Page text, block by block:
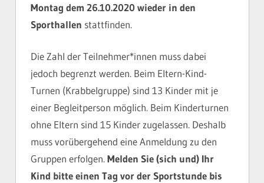
Montag dem 26.10.2020 wieder in den
Sporthallen stattfinden.
Die Zahl der Teilnehmer*innen muss dabei
jedoch begrenzt werden. Beim Eltern-Kind-
Turnen (Krabbelgruppe) sind 13 Kinder mit je
einer Begleitperson möglich. Beim Kinderturnen
ohne Eltern sind 15 Kinder zugelassen. Deshalb
muss vorübergehend eine Anmeldung zu den
Gruppen erfolgen.Melden Sie (sich und) Ihr
Kind bitte einen Tag vor der Sportstunde bis